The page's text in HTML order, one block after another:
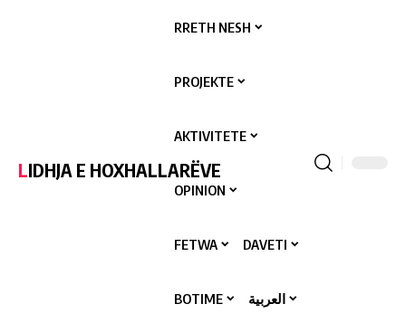
LIDHJA E HOXHALLARËVE
RRETH NESH
PROJEKTE
AKTIVITETE
OPINION
FETWA DAVETI
BOTIME العربية